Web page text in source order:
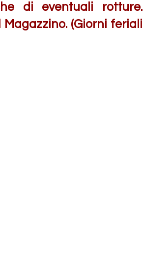
di eventuali rotture.
(Giorni feriali